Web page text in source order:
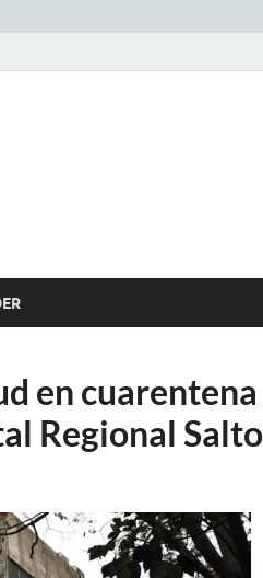
en
Regional Salto